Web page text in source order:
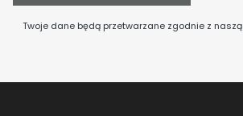
Twoje dane będą przetwarzane zgodnie z naszą